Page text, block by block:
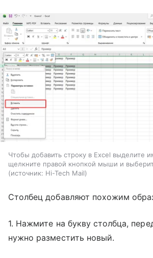
Чтобы добавить строку в Excel выделите
щелкните правой кнопкой мыши и
источник: Hi-Tech Mail
Столбец добавляют похожим
1. Нажмите на букву столбца,
нужно разместить новый.